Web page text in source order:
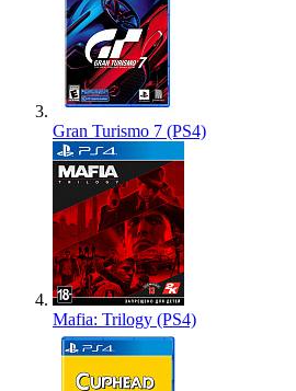
Gran Turismo 7 (PS4)
Mafia: Trilogy (PS4)